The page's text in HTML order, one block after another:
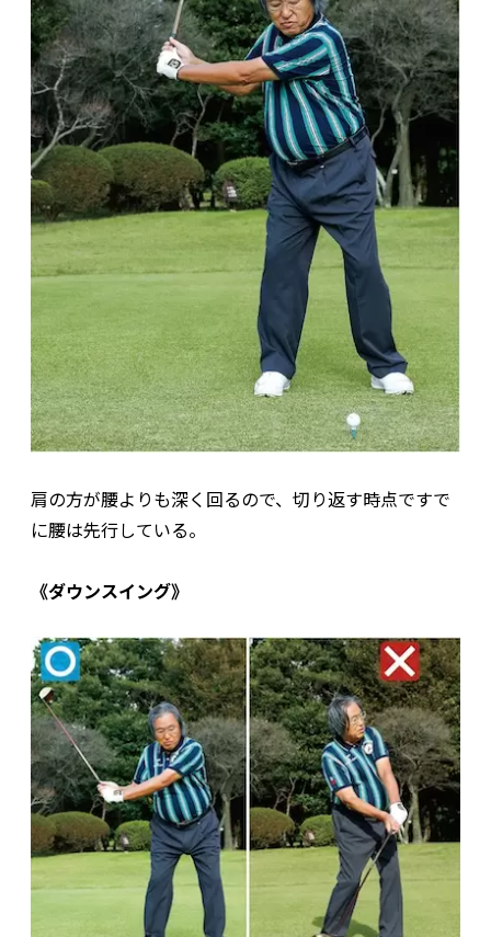
肩の方が腰よりも深く回るので、切り返す時点ですで
に腰は先行している。
《ダウンスイング》